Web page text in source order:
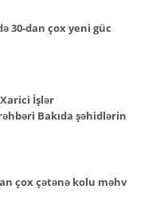
30-dan çox yeni güc
İşlər
Bakıda şəhidlərin
çox çətənə kolu məhv